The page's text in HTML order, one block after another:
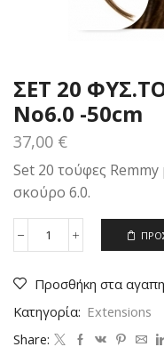
ΣΕΤ 20
Νο6.0 -50cm
37,00 €
Set 20 τούφες
σκούρο 6.0.
ΣΕΤ
ΚΕΡΑΤΙΝΗΣ
Νο6.0
-50cm
ποσότητα
Προσθήκη στα
Κατηγορία: Extensions
Share: